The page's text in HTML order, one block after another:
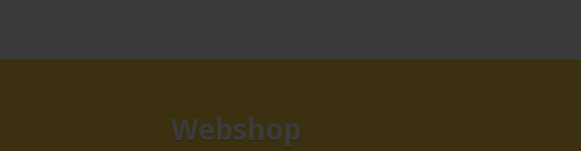
Webshop